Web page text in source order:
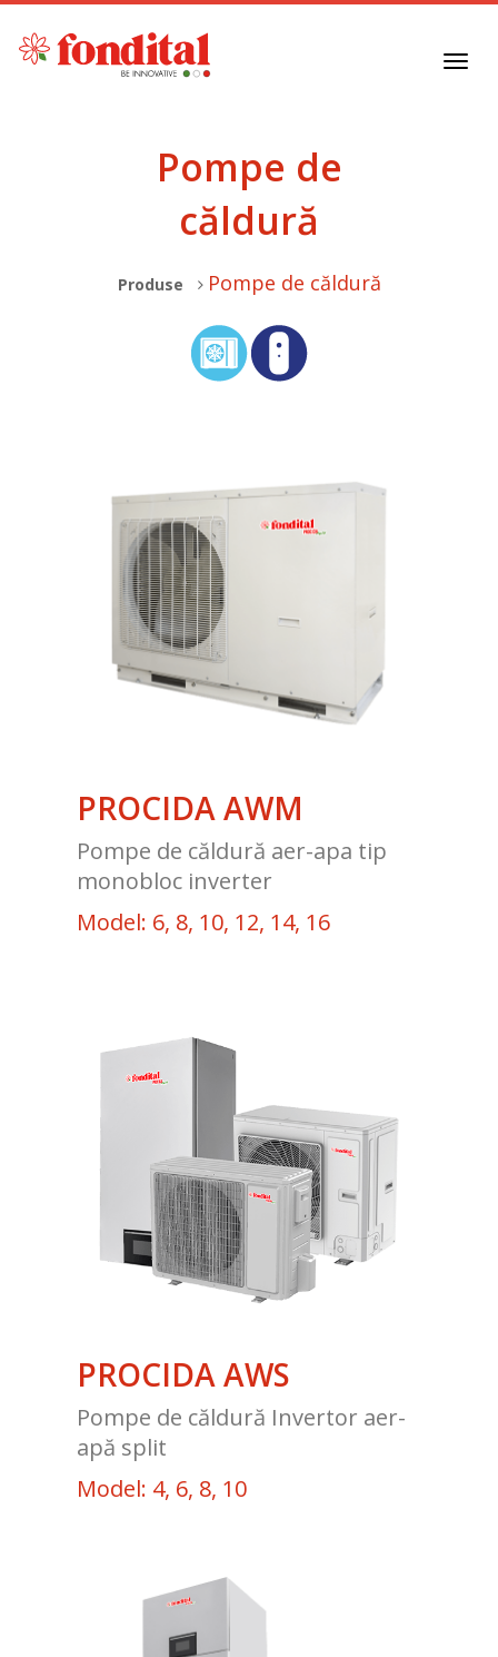
Pompe de
căldură
Produse Pompe de căldură
PROCIDA AWM
Pompe de căldură aer-apa tip
monobloc inverter
Model: 6, 8, 10, 12, 14, 16
PROCIDA AWS
Pompe de căldură Invertor aer-
apă split
Model: 4, 6, 8, 10